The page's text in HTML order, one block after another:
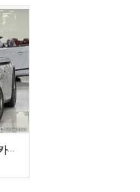
포르쉐 911 8세대 (19년~현재) 카레라